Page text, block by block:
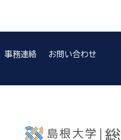
事務連絡 お問い合わせ